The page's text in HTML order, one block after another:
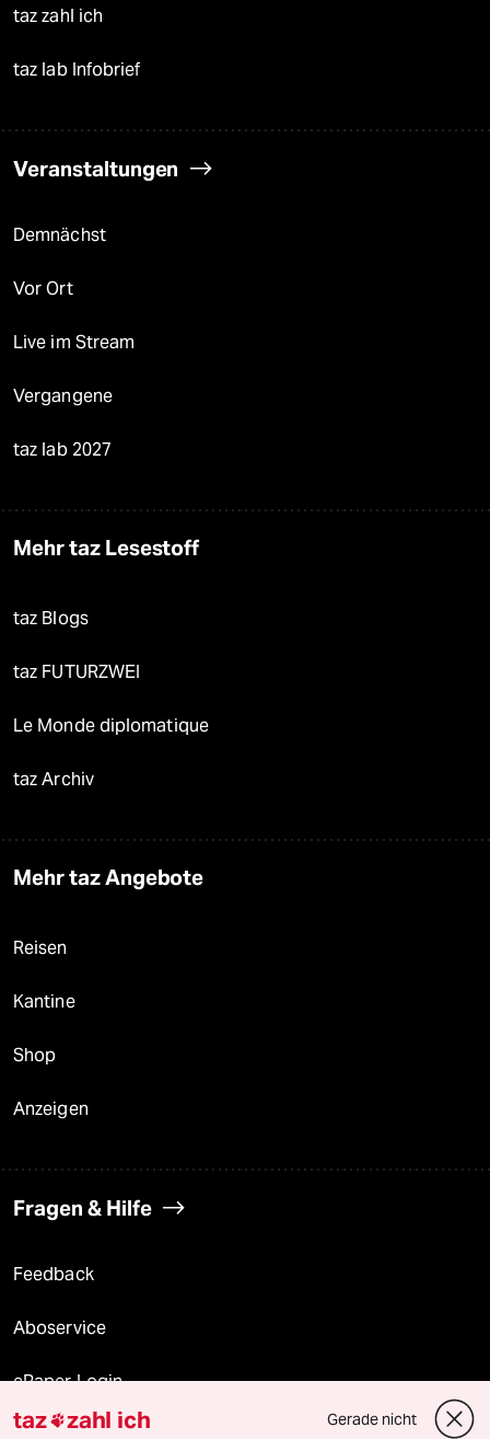
taz zahl ich
taz lab Infobrief
Veranstaltungen
Demnächst
Vor Ort
Live im Stream
Vergangene
taz lab 2027
Mehr taz Lesestoff
taz Blogs
taz FUTURZWEI
Le Monde diplomatique
taz Archiv
Mehr taz Angebote
Reisen
Kantine
Shop
Anzeigen
Fragen & Hilfe
Feedback
Aboservice
ePaper Login
taz zahl ich Gerade nicht